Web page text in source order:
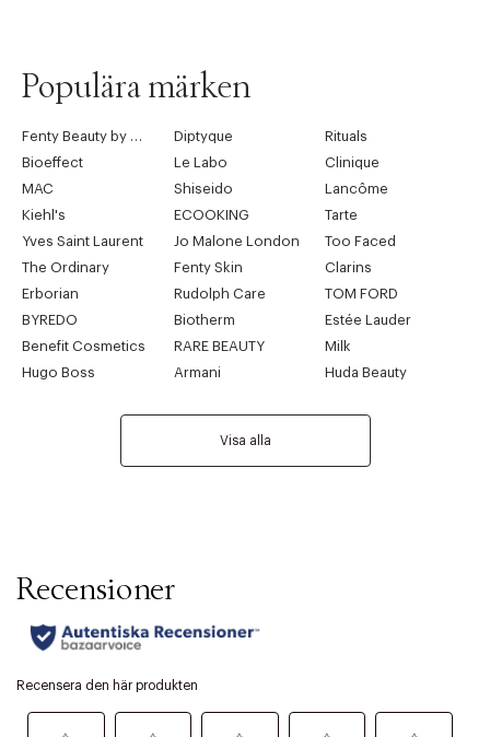
Populära märken
Fenty Beauty by Rihanna Diptyque
Rituals
Bioeffect
Le Labo
Clinique
MAC
Shiseido
Lancôme
Kiehl's
ECOOKING
Tarte
Yves Saint Laurent
Jo Malone London
Too Faced
The Ordinary
Fenty Skin
Clarins
Erborian
Rudolph Care
TOM FORD
BYREDO
Biotherm
Estée Lauder
Benefit Cosmetics
RARE BEAUTY
Milk
Hugo Boss
Armani Huda Beauty
Visa alla